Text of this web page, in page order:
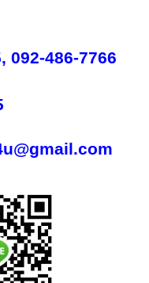
092-486-7766